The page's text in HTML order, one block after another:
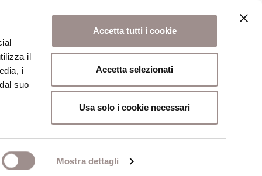
il
i
suo
Mostra dettagli
Accetta tutti i cookie
Accetta selezionati
Usa solo i cookie necessari
Scuola Alti Studi